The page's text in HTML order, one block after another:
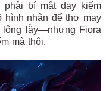
phải bí mật dạy kiếm
hình nhân để thợ may
lộng lẫy—nhưng Fiora
mà thôi.